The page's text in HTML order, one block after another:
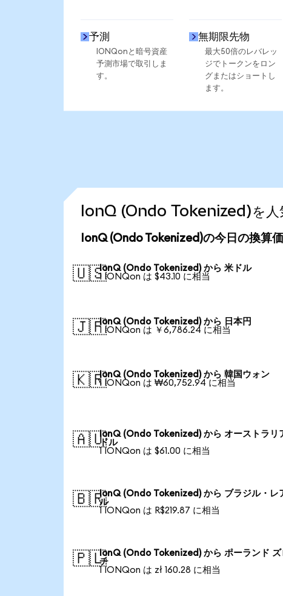
予測
IONQonと暗号資産
予測市場で取引しま
す。
無期限先物
最大50倍のレバレッ
ジでトークンをロン
グまたはショートし
ます。
IonQ (Ondo Tokenized)を人
IonQ (Ondo Tokenized)の今日の換算
🇺🇸IonQ (Ondo Tokenized) から 米ドル
1 IONQon は $43.10 に相当
🇯🇵IonQ (Ondo Tokenized) から 日本円
1 IONQon は ￥6,786.24 に相当
🇰🇷IonQ (Ondo Tokenized) から 韓国ウォン
1 IONQon は ₩60,752.94 に相当
🇦🇺IonQ (Ondo Tokenized) から オーストラリ
ドル
1 IONQon は $61.00 に相当
🇧🇷IonQ (Ondo Tokenized) から ブラジル・レ
ル
1 IONQon は R$219.87 に相当
🇵🇱IonQ (Ondo Tokenized) から ポーランド ズ
チ
1 IONQon は zł 160.28 に相当